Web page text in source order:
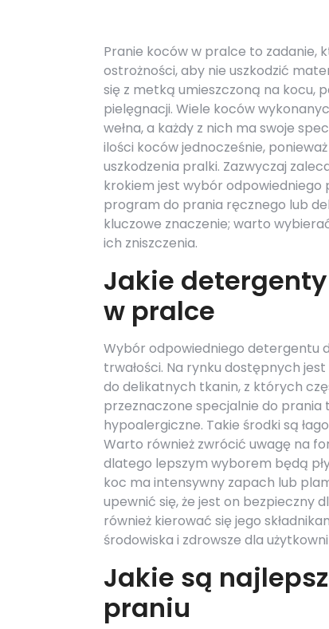
Pranie koców w pralce to zadanie,
ostrożności, aby nie uszkodzić
się z metką umieszczoną na kocu,
pielęgnacji. Wiele koców
wełna, a każdy z nich ma swoje
ilości koców jednocześnie,
uszkodzenia pralki. Zazwyczaj
krokiem jest wybór
program do prania ręcznego lub
kluczowe znaczenie; warto
ich zniszczenia.
Jakie
w pralce
Wybór odpowiedniego detergentu
trwałości. Na rynku dostępnych
do delikatnych tkanin, z których
przeznaczone specjalnie do
hypoalergiczne. Takie środki są
Warto również zwrócić uwagę na
dlatego lepszym wyborem będą
koc ma intensywny zapach lub
upewnić się, że jest on bezpieczny
również kierować się jego
środowiska i zdrowsze dla
Jakie są
praniu